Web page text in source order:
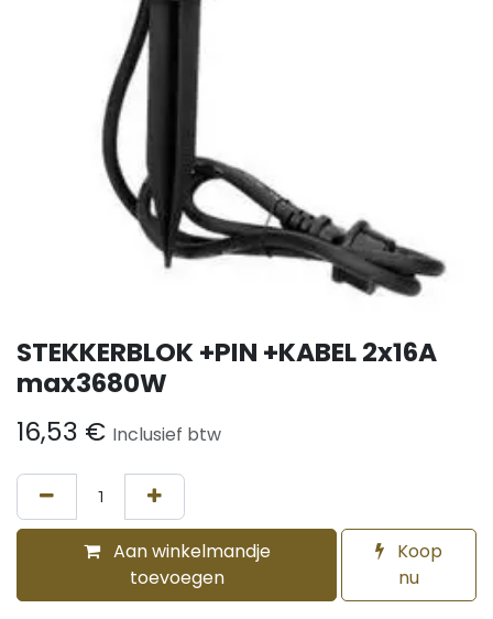
STEKKERBLOK +PIN +KABEL 2x16A
max3680W
16,53 € Inclusief btw
Aan winkelmandje
toevoegen
Koop
nu